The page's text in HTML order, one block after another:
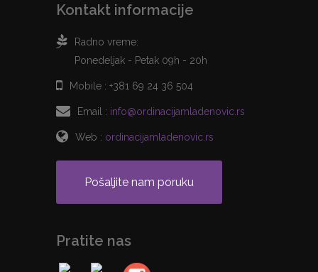
Kontakt informacije
Radno vreme:
Ponedeljak - Petak 09h - 20h
Mobile : +381 69 24 36 504
Email : info@ordinacijamladenovic.rs
Web : ordinacijamladenovic.rs
Pošaljite nam poruku
Pratite nas